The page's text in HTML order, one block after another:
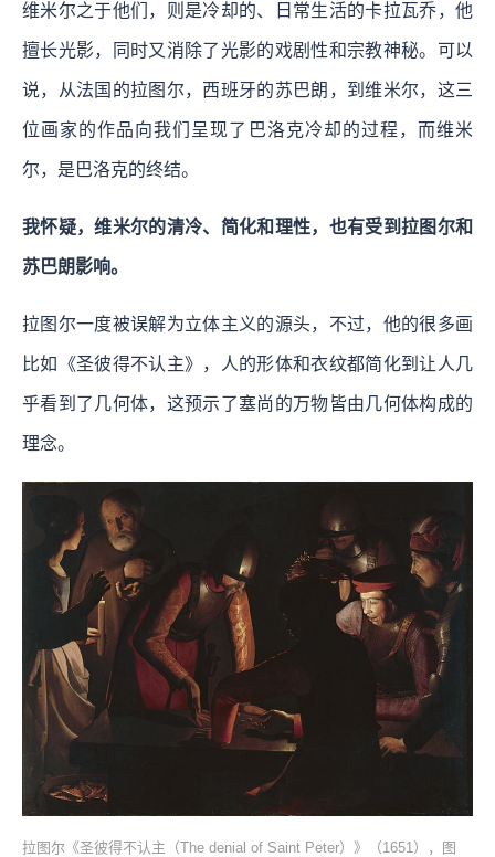
维米尔之于他们，则是冷却的、日常生活的卡拉瓦乔，他
擅长光影，同时又消除了光影的戏剧性和宗教神秘。可以
说，从法国的拉图尔，西班牙的苏巴朗，到维米尔，这三
位画家的作品向我们呈现了巴洛克冷却的过程，而维米
尔，是巴洛克的终结。
我怀疑，维米尔的清冷、简化和理性，也有受到拉图尔和
苏巴朗影响。
拉图尔一度被误解为立体主义的源头，不过，他的很多画
比如《圣彼得不认主》，人的形体和衣纹都简化到让人几
乎看到了几何体，这预示了塞尚的万物皆由几何体构成的
理念。
拉图尔《圣彼得不认主（The denial of Saint Peter）》（1651），图